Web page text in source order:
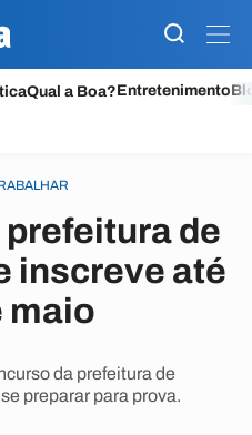
Qual a Boa?Entretenimento
de
inscreve até
maio
da prefeitura de
preparar para prova.